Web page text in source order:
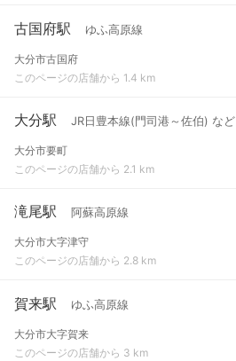
古国府駅 ゆふ高原線
大分市古国府
このページの店舗から 1.4 km
大分駅 JR日豊本線(門司港～佐伯) など
大分市要町
このページの店舗から 2.1 km
滝尾駅 阿蘇高原線
大分市大字津守
このページの店舗から 2.8 km
賀来駅 ゆふ高原線
大分市大字賀来
このページの店舗から 3 km